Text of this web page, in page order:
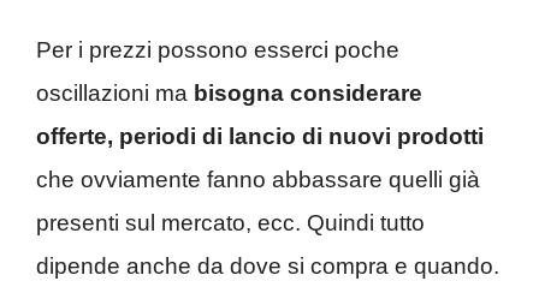
Per i prezzi possono esserci poche
oscillazioni ma bisogna considerare
offerte, periodi di lancio di nuovi prodotti
che ovviamente fanno abbassare quelli già
presenti sul mercato, ecc. Quindi tutto
dipende anche da dove si compra e quando.